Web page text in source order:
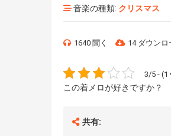
音楽の種類: クリスマス
1640 聞く 14 ダウンロ
3/5 - (1
この着メロが好きですか？
共有: